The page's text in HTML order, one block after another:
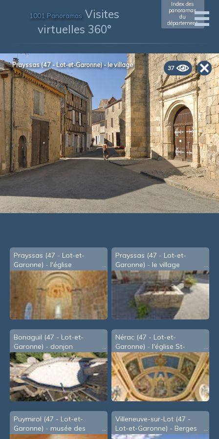
1001 Panoramas Visites
virtuelles 360°
Index des
panoramas
du
département
37
Prayssas (47 - Lot-et-Garonne) - le village
Prayssas (47 - Lot-et-
Garonne) - l'église
Prayssas (47 - Lot-et-
Garonne) - le village
Bonaguil (47 - Lot-et-
Garonne) - donjon
Nérac (47 - Lot-et-
Garonne) - l'église St-
Nicolas
Puymirol (47 - Lot-et-
Garonne) - musée des
Villeneuve-sur-Lot (47 -
Lot-et-Garonne) - Berges